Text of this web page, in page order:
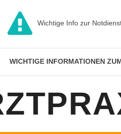
Wichtige Info zur
WICHTIGE INFORMATIONEN